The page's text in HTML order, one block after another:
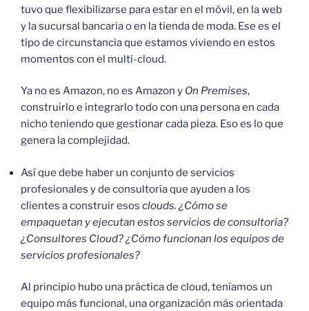
tuvo que flexibilizarse para estar en el móvil, en la web
y la sucursal bancaria o en la tienda de moda. Ese es el
tipo de circunstancia que estamos viviendo en estos
momentos con el multi-cloud.
Ya no es Amazon, no es Amazon y On Premises,
construirlo e integrarlo todo con una persona en cada
nicho teniendo que gestionar cada pieza. Eso es lo que
genera la complejidad.
Así que debe haber un conjunto de servicios
profesionales y de consultoría que ayuden a los
clientes a construir esos clouds. ¿Cómo se
empaquetan y ejecutan estos servicios de consultoría?
¿Consultores Cloud? ¿Cómo funcionan los equipos de
servicios profesionales?
Al principio hubo una práctica de cloud, teníamos un
equipo más funcional, una organización más orientada